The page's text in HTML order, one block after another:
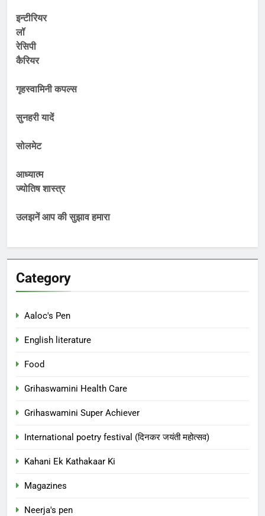
इन्टीरियर
लॉ
रेसिपी
कैरियर
गृहस्वामिनी कपल्स
सुनहरी यादें
सोलमेट
आध्यात्म
ज्योतिष शास्त्र
उलझनें आप की सुझाव हमारा
Category
Aaloc's Pen
English literature
Food
Grihaswamini Health Care
Grihaswamini Super Achiever
International poetry festival (दिनकर जयंती महोत्सव)
Kahani Ek Kathakaar Ki
Magazines
Neerja's pen